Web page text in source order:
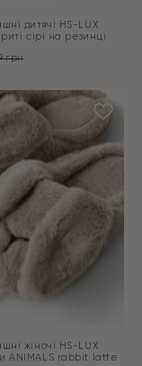
дитячі HS-LUX
сірі на резинці
грн
ПЕРЕЙТИ
жіночі HS-LUX
ANIMALS rabbit latte